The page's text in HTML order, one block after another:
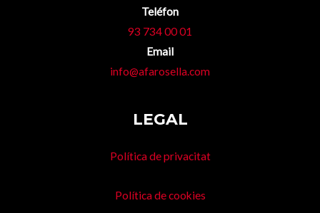
Teléfon
93 734 00 01
Email
info@afarosella.com
LEGAL
Política de privacitat
Política de cookies